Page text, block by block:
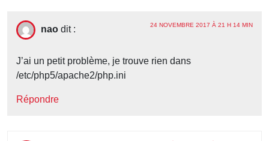
nao dit : 24 NOVEMBRE 2017 À 21 H 14 MIN
J’ai un petit problème, je trouve rien dans
/etc/php5/apache2/php.ini
Répondre